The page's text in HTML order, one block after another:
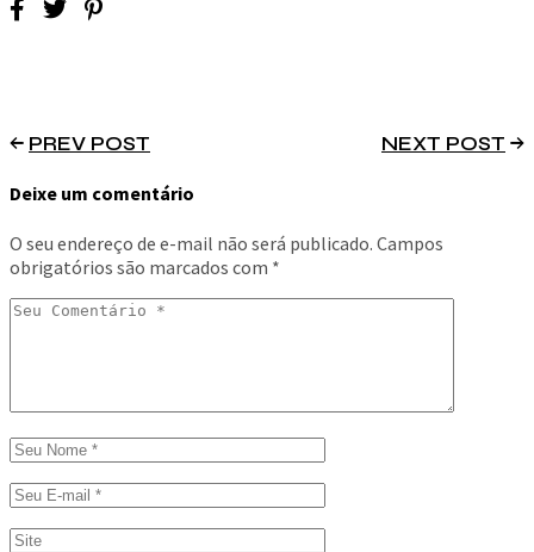
PREV POST NEXT POST
Deixe um comentário
O seu endereço de e-mail não será publicado. Campos
obrigatórios são marcados com *